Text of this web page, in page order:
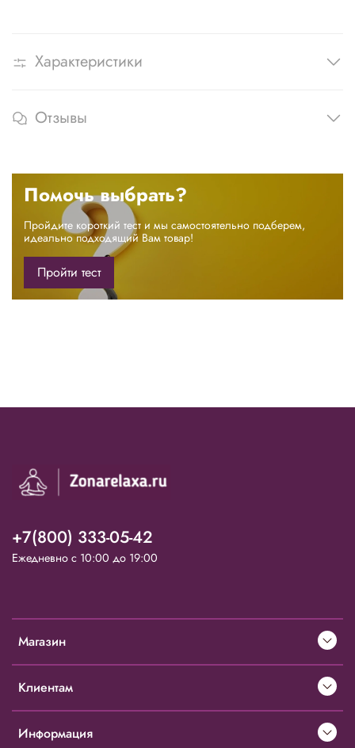
Характеристики
Отзывы
Помочь выбрать?
Пройдите короткий тест и мы самостоятельно подберем,
идеально подходящий Вам товар!
Пройти тест
Магазин
Клиентам
Информация
+7(800) 333-05-42
Ежедневно с 10:00 до 19:00